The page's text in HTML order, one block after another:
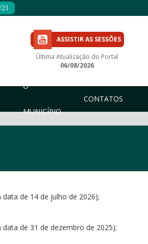
ASSISTIR AS SESSÕES
Última Atualização do Portal
06/08/2026
O
MUNICÍPIO
CONTATOS
de 14 de julho de 2026);
de 31 de dezembro de 2025);